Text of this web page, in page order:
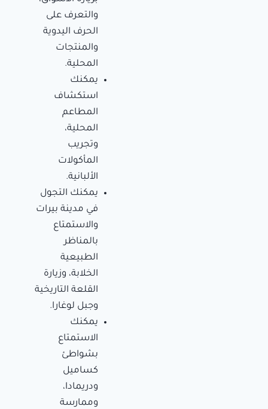
والتعرف على
الحرف اليدوية
والمنتجات
المحلية.
يمكنك
استكشاف
المطاعم
المحلية،
وتجريب
المأكولات
الألبانية.
يمكنك التجول
في مدينة بيرات
والاستمتاع
بالمناظر
الطبيعية
الخلابة، وزيارة
القلعة التاريخية
وجبل لوغارا.
يمكنك
الاستمتاع
بشواطئ
كساميل
ودريمادا،
وممارسة